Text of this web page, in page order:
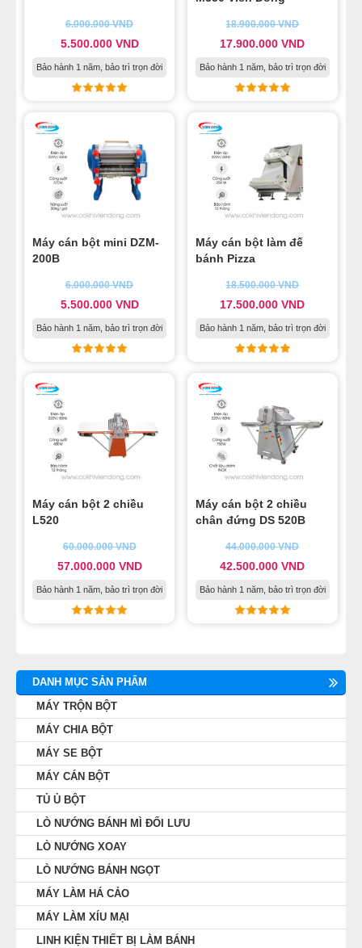
6.000.000VND
5.500.000 VND
Bảo hành 1 năm, bảo trì trọn đời
18.900.000VND
17.900.000VND
Bảo hành 1 năm, bảo trì trọn đời
Máy cán bột mini DZM-
200B
6.000.000VND
5.500.000 VND
Bảo hành 1 năm, bảo trì trọn đời
Máy cán bột làm đế
bánh Pizza
18.500.000VND
17.500.000VND
Bảo hành 1 năm, bảo trì trọn đời
Máy cán bột 2 chiều
L520
60.000.000VND
57.000.000 VND
Bảo hành 1 năm, bảo trì trọn đời
Máy cán bột 2 chiều
chân đứng DS 520B
44.000.000VND
42.500.000VND
Bảo hành 1 năm, bảo trì trọn đời
DANH MỤC SẢN PHẨM
MÁY TRỘN BỘT
MÁY CHIA BỘT
MÁY SE BỘT
MÁY CÁN BỘT
TỦ Ủ BỘT
LÒ NƯỚNG BÁNH MÌ ĐỐI LƯU
LÒ NƯỚNG XOAY
LÒ NƯỚNG BÁNH NGỌT
MÁY LÀM HÁ CẢO
MÁY LÀM XÍU MẠI
LINH KIỆN THIẾT BỊ LÀM BÁNH